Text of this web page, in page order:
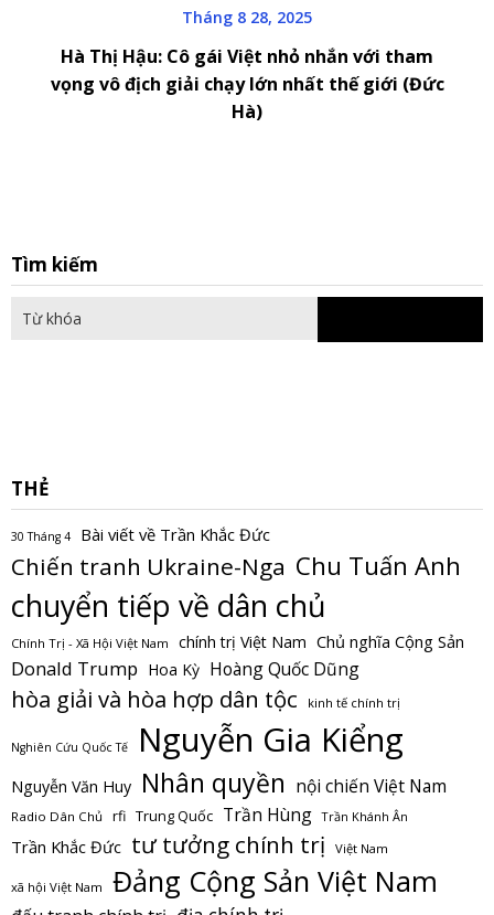
Tháng 8 28, 2025
Hà Thị Hậu: Cô gái Việt nhỏ nhắn với tham
vọng vô địch giải chạy lớn nhất thế giới (Đức
Hà)
Tìm kiếm
THẺ
30 Tháng 4 Bài viết về Trần Khắc Đức
Chiến tranh Ukraine-Nga Chu Tuấn Anh
chuyển tiếp về dân chủ
Chính Trị - Xã Hội Việt Nam chính trị Việt Nam Chủ nghĩa Cộng Sản
Donald Trump Hoa Kỳ Hoàng Quốc Dũng
hòa giải và hòa hợp dân tộc kinh tế chính trị
Nghiên Cứu Quốc Tế Nguyễn Gia Kiểng
Nguyễn Văn Huy Nhân quyền nội chiến Việt Nam
Radio Dân Chủ rfi Trung Quốc Trần Hùng Trần Khánh Ân
Trần Khắc Đức tư tưởng chính trị Việt Nam
xã hội Việt Nam Đảng Cộng Sản Việt Nam